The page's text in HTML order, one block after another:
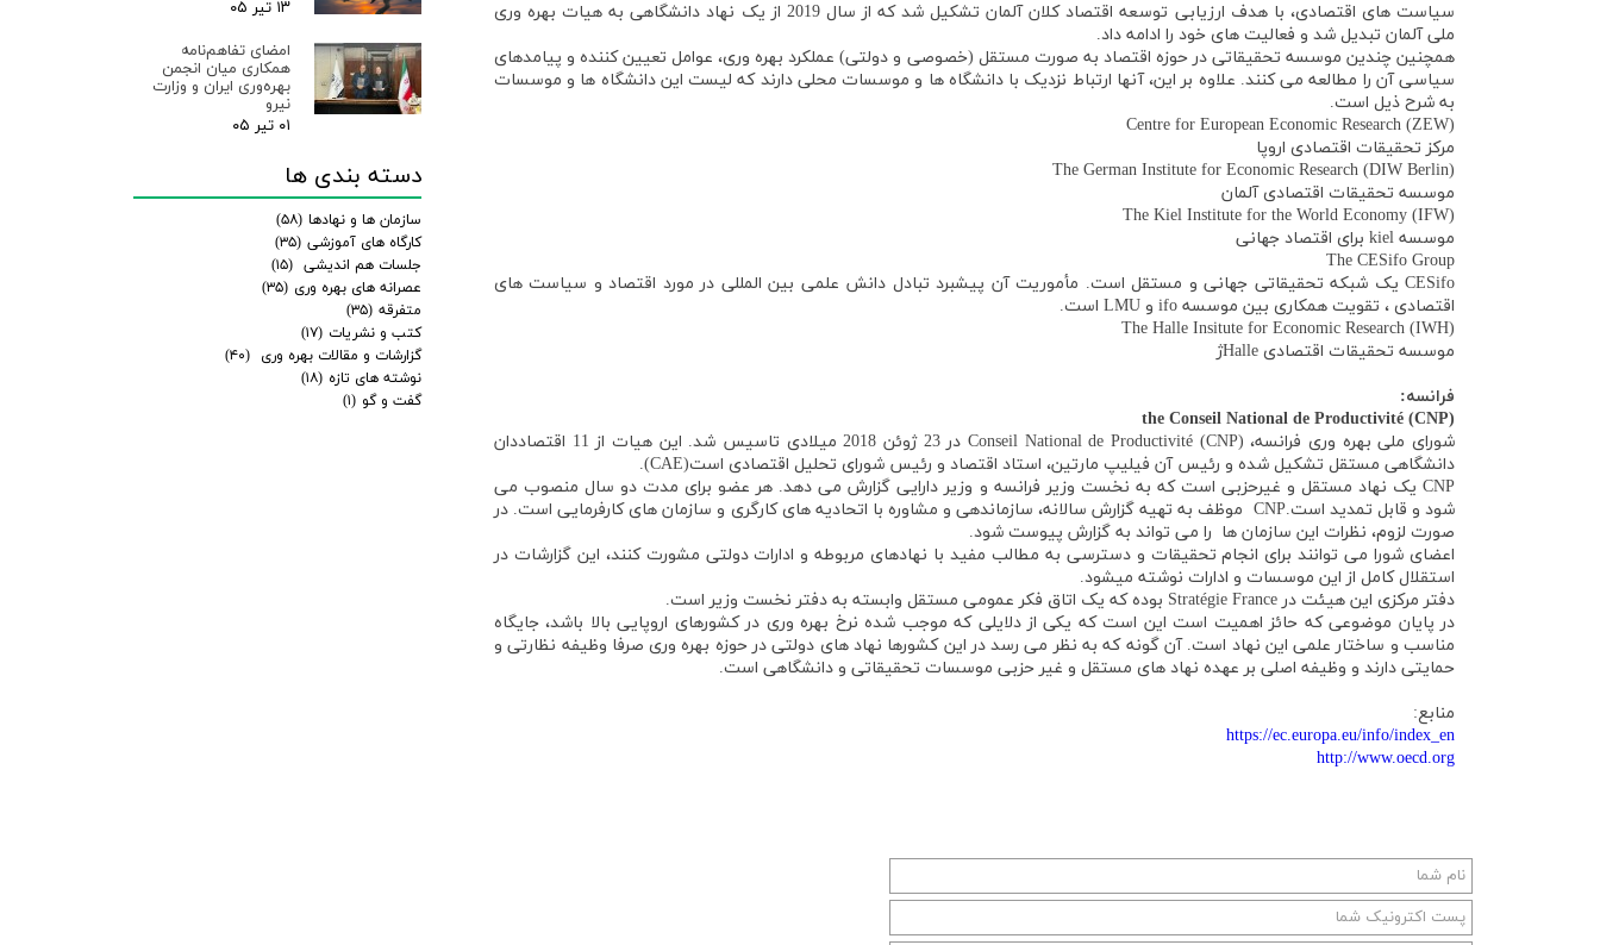
سیاست های اقتصادی، با هدف ارزیابی توسعه اقتصاد کلان آلمان تشکیل شد که از سال 2019 از یک نهاد دانشگاهی به هیات بهره وری
ملی آلمان تبدیل شد و فعالیت های خود را ادامه داد.
همچنین چندین موسسه تحقیقاتی در حوزه اقتصاد به صورت مستقل (خصوصی و دولتی) عملکرد بهره وری، عوامل تعیین کننده و پیامدهای
سیاسی آن را مطالعه می کنند. علاوه بر این، آنها ارتباط نزدیک با دانشگاه ها و موسسات محلی دارند که لیست این دانشگاه ها و موسسات
به شرح ذيل است.
Centre for European Economic Research (ZEW)
مرکز تحقیقات اقتصادی اروپا
The German Institute for Economic Research (DIW Berlin)
موسسه تحقیقات اقتصادی آلمان
The Kiel Institute for the World Economy (IFW)
موسسه kiel برای اقتصاد جهانی
The CESifo Group
CESifo یک شبکه تحقیقاتی جهانی و مستقل است. مأموریت آن پیشبرد تبادل دانش علمی بین المللی در مورد اقتصاد و سیاست های
اقتصادی ، تقویت همکاری بین موسسه ifo و LMU است.
The Halle Insitute for Economic Research (IWH)
موسسه تحقیقات اقتصادی Halleژ
فرانسه:
the Conseil National de Productivité (CNP)
شورای ملی بهره وری فرانسه، Conseil National de Productivité (CNP) در 23 ژوئن 2018 میلادی تاسیس شد. این هیات از 11 اقتصاددان
دانشگاهی مستقل تشکیل شده و رئیس آن فیلیپ مارتین، استاد اقتصاد و رئیس شورای تحلیل اقتصادی است(CAE).
CNP یک نهاد مستقل و غیرحزبی است که به نخست وزیر فرانسه و وزیر دارایی گزارش می دهد. هر عضو برای مدت دو سال منصوب می
شود و قابل تمدید است.CNP موظف به تهیه گزارش سالانه، سازماندهی و مشاوره با اتحادیه های کارگری و سازمان های کارفرمایی است. در
صورت لزوم، نظرات این سازمان ها را می تواند به گزارش پیوست شود.
اعضای شورا می توانند برای انجام تحقیقات و دسترسی به مطالب مفید با نهادهای مربوطه و ادارات دولتی مشورت کنند، این گزارشات در
استقلال كامل از این موسسات و ادارات نوشته میشود.
دفتر مرکزی این هیئت در Stratégie France بوده که یک اتاق فکر عمومی مستقل وابسته به دفتر نخست وزیر است.
در پایان موضوعی که حائز اهمیت است این است که یکی از دلایلی که موجب شده نرخ بهره وری در کشورهای اروپایی بالا باشد، جایگاه
مناسب و ساختار علمی این نهاد است. آن گونه كه به نظر می رسد در این کشورها نهاد های دولتی در حوزه بهره وری صرفا وظیفه نظارتی و
حمایتی دارند و وظیفه اصلی بر عهده نهاد های مستقل و غیر حزبی موسسات تحقیقاتی و دانشگاهی است.
منابع:
https://ec.europa.eu/info/index_en
http://www.oecd.org
۱۳ تیر ۰۵
امضای تفاهم‌نامه
همکاری میان انجمن
بهره‌وری ایران و وزارت
نیرو
۰۱ تیر ۰۵
دسته بندی ها
سازمان ها و نهادها (۵۸)
کارگاه های آموزشی (۳۵)
جلسات هم اندیشی (۱۵)
عصرانه های بهره وری (۳۵)
متفرقه (۳۵)
کتب و نشریات (۱۷)
گزارشات و مقالات بهره وری
(۴۰)
نوشته های تازه (۱۸)
گفت و گو (۱)